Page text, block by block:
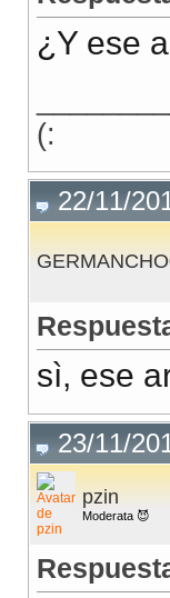
¿Y ese
(:
22/11/
sì, ese
23/11/
pzin
Moderata 😈